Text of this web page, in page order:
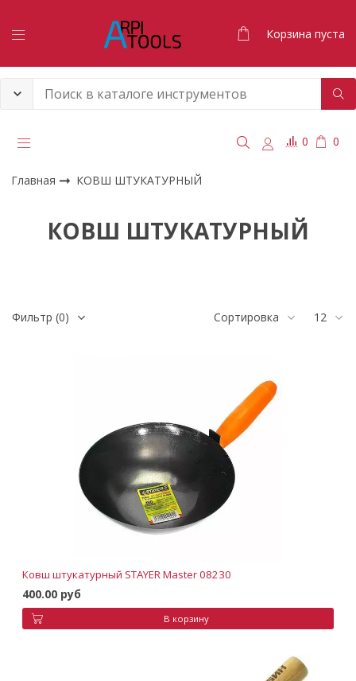
Корзина пуста
0 0
Главная КОВШ ШТУКАТУРНЫЙ
КОВШ ШТУКАТУРНЫЙ
Фильтр (0) Сортировка 12
Ковш штукатурный STAYER Master 08230
400.00 руб
В корзину